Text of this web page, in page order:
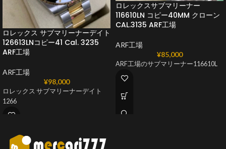
ロレックス サブマリーナーデイト
126613LNコピー41 Cal. 3235
ARF工場
ARF工場
¥98,000
ロレックス サブマリーナーデイト
1266
ロレックスサブマリーナー
116610LN コピー40MM クローン
CAL.3135 ARF工場
ARF工場
¥85,000
ARF工場のサブマリーナー116610L